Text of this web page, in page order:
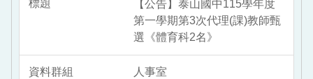
【公告】泰山國中115學年度
第一學期第3次代理(課)教師甄
選《體育科2名》
人事室